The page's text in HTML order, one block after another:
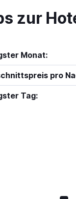
zur
Monat:
pro
Tag: